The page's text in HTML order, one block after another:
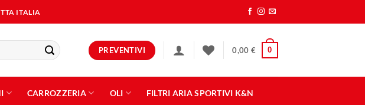
ITALIA
PREVENTIVI 0,00 € 0
CARROZZERIA OLI FILTRI ARIA SPORTIVI K&N